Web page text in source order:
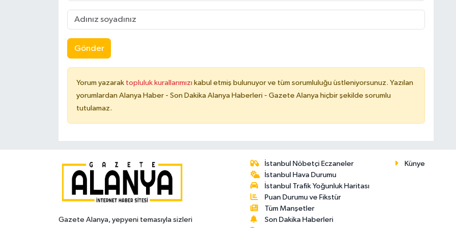
Gönder
Yorum yazarak topluluk kurallarımızı kabul etmiş bulunuyor ve tüm sorumluluğu üstleniyorsunuz. Yazılan
yorumlardan Alanya Haber - Son Dakika Alanya Haberleri - Gazete Alanya hiçbir şekilde sorumlu
tutulamaz.
Gazete Alanya, yepyeni temasıyla sizleri
İstanbul Nöbetçi Eczaneler
İstanbul Hava Durumu
İstanbul Trafik Yoğunluk Haritası
Puan Durumu ve Fikstür
Tüm Manşetler
Son Dakika Haberleri
Künye